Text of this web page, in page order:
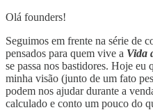
Olá founders!
Seguimos em frente na série de
pensados para quem vive a Vida
se passa nos bastidores. Hoje
minha visão (junto de um fato
podem nos ajudar durante a
calculado e conto um pouco do